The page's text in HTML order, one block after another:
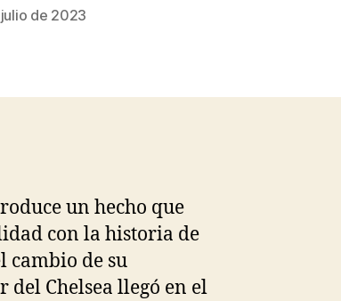
de 2023
un hecho que
con la historia de
cambio de su
Chelsea llegó en el